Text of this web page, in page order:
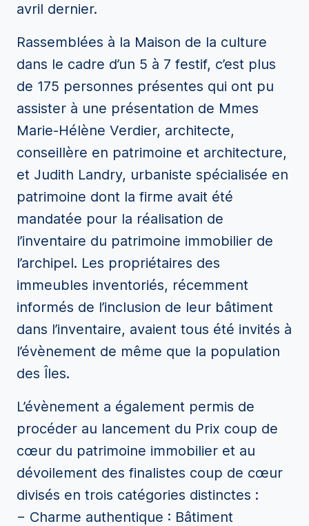
avril dernier.
Rassemblées à la Maison de la culture
dans le cadre d’un 5 à 7 festif, c’est plus
de 175 personnes présentes qui ont pu
assister à une présentation de Mmes
Marie-Hélène Verdier, architecte,
conseillère en patrimoine et architecture,
et Judith Landry, urbaniste spécialisée en
patrimoine dont la firme avait été
mandatée pour la réalisation de
l’inventaire du patrimoine immobilier de
l’archipel. Les propriétaires des
immeubles inventoriés, récemment
informés de l’inclusion de leur bâtiment
dans l’inventaire, avaient tous été invités à
l’évènement de même que la population
des Îles.
L’évènement a également permis de
procéder au lancement du Prix coup de
cœur du patrimoine immobilier et au
dévoilement des finalistes coup de cœur
divisés en trois catégories distinctes :
− Charme authentique : Bâtiment